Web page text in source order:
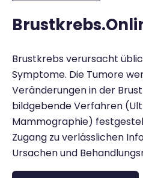
Brustkrebs verursacht
Symptome. Die Tumore
Veränderungen in der
bildgebende Verfahren
Mammographie)
Zugang zu verlässlichen
Ursachen und